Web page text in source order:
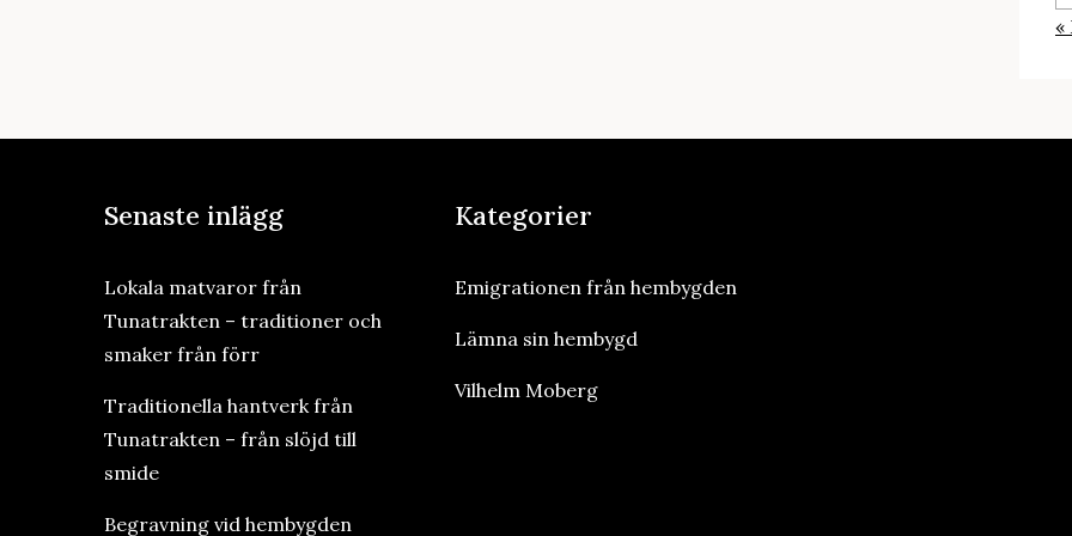
«
Senaste inlägg
Lokala matvaror från
Tunatrakten – traditioner och
smaker från förr
Traditionella hantverk från
Tunatrakten – från slöjd till
smide
Begravning vid hembygden
Kategorier
Emigrationen från hembygden
Lämna sin hembygd
Vilhelm Moberg